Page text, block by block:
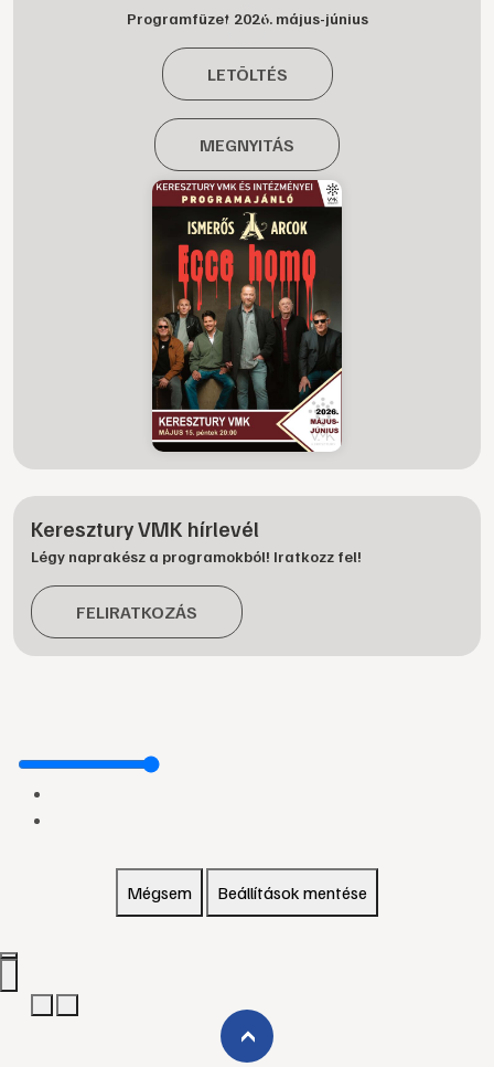
Programfüzet 2026. május-június
LETÖLTÉS
MEGNYITÁS
Keresztury VMK hírlevél
Légy naprakész a programokból! Iratkozz fel!
FELIRATKOZÁS
Mégsem Beállítások mentése
›